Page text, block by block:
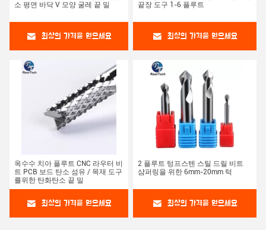
소 평면 바닥 V 모양 굴레 끝 밀
최상의 가격을 얻으세요
끝장 도구 1-6 플루트
최상의 가격을 얻으세요
옥수수 치아 플루트 CNC 라우터 비
트 PCB 보드 탄소 섬유 / 목재 도구
를위한 탄화탄소 끝 밀
최상의 가격을 얻으세요
2 플루트 텅프스텐 스틸 드릴 비트
샴퍼링을 위한 6mm-20mm 턱
최상의 가격을 얻으세요